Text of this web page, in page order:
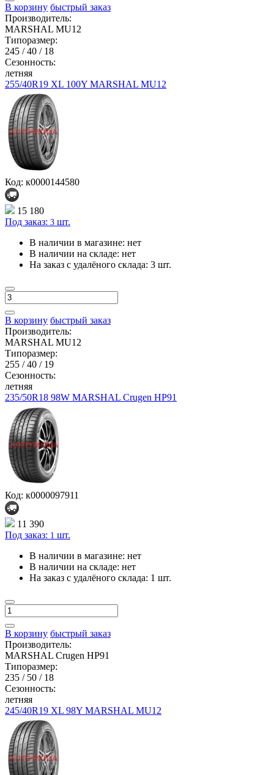
В корзину быстрый заказ
Производитель:
MARSHAL MU12
Типоразмер:
245 / 40 / 18
Сезонность:
летняя
255/40R19 XL 100Y MARSHAL MU12
Код: к0000144580
15 180
Под заказ: 3 шт.
В наличии в магазине: нет
В наличии на складе: нет
На заказ с удалёного склада: 3 шт.
В корзину быстрый заказ
Производитель:
MARSHAL MU12
Типоразмер:
255 / 40 / 19
Сезонность:
летняя
235/50R18 98W MARSHAL Crugen HP91
Код: к0000097911
11 390
Под заказ: 1 шт.
В наличии в магазине: нет
В наличии на складе: нет
На заказ с удалёного склада: 1 шт.
В корзину быстрый заказ
Производитель:
MARSHAL Crugen HP91
Типоразмер:
235 / 50 / 18
Сезонность:
летняя
245/40R19 XL 98Y MARSHAL MU12